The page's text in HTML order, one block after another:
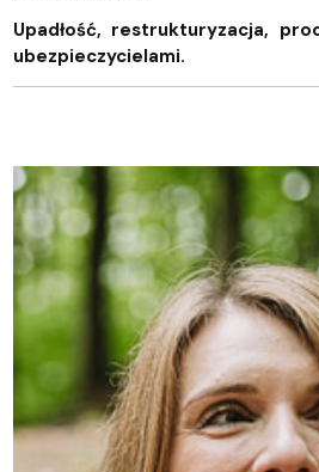
Upadłość, restrukturyzacja,
ubezpieczycielami.